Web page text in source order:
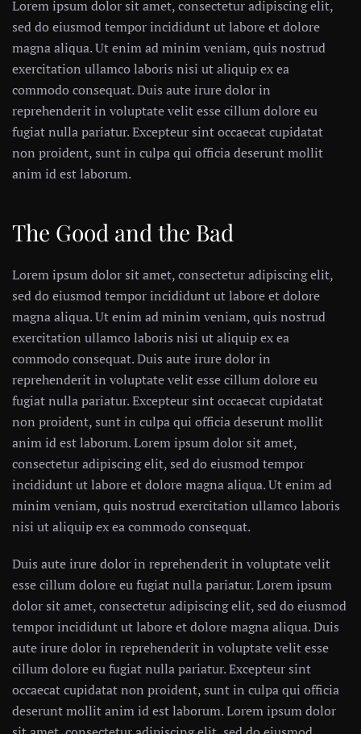
Lorem ipsum dolor sit amet, consectetur adipiscing elit,
sed do eiusmod tempor incididunt ut labore et dolore
magna aliqua. Ut enim ad minim veniam, quis nostrud
exercitation ullamco laboris nisi ut aliquip ex ea
commodo consequat. Duis aute irure dolor in
reprehenderit in voluptate velit esse cillum dolore eu
fugiat nulla pariatur. Excepteur sint occaecat cupidatat
non proident, sunt in culpa qui officia deserunt mollit
anim id est laborum.
The Good and the Bad
Lorem ipsum dolor sit amet, consectetur adipiscing elit,
sed do eiusmod tempor incididunt ut labore et dolore
magna aliqua. Ut enim ad minim veniam, quis nostrud
exercitation ullamco laboris nisi ut aliquip ex ea
commodo consequat. Duis aute irure dolor in
reprehenderit in voluptate velit esse cillum dolore eu
fugiat nulla pariatur. Excepteur sint occaecat cupidatat
non proident, sunt in culpa qui officia deserunt mollit
anim id est laborum. Lorem ipsum dolor sit amet,
consectetur adipiscing elit, sed do eiusmod tempor
incididunt ut labore et dolore magna aliqua. Ut enim ad
minim veniam, quis nostrud exercitation ullamco laboris
nisi ut aliquip ex ea commodo consequat.
Duis aute irure dolor in reprehenderit in voluptate velit
esse cillum dolore eu fugiat nulla pariatur. Lorem ipsum
dolor sit amet, consectetur adipiscing elit, sed do eiusmod
tempor incididunt ut labore et dolore magna aliqua. Duis
aute irure dolor in reprehenderit in voluptate velit esse
cillum dolore eu fugiat nulla pariatur. Excepteur sint
occaecat cupidatat non proident, sunt in culpa qui officia
deserunt mollit anim id est laborum. Lorem ipsum dolor